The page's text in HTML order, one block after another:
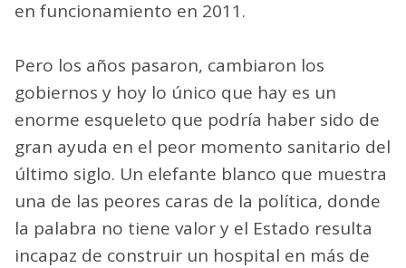
en funcionamiento en 2011.
Pero los años pasaron, cambiaron los
gobiernos y hoy lo único que hay es un
enorme esqueleto que podría haber sido de
gran ayuda en el peor momento sanitario del
último siglo. Un elefante blanco que muestra
una de las peores caras de la política, donde
la palabra no tiene valor y el Estado resulta
incapaz de construir un hospital en más de